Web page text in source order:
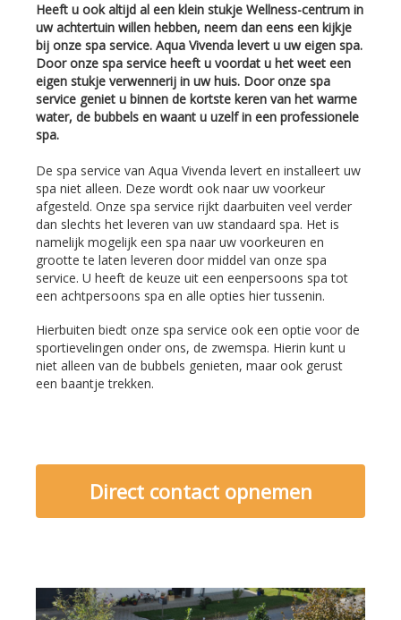
Heeft u ook altijd al een klein stukje Wellness-centrum in
uw achtertuin willen hebben, neem dan eens een kijkje
bij onze spa service. Aqua Vivenda levert u uw eigen spa.
Door onze spa service heeft u voordat u het weet een
eigen stukje verwennerij in uw huis. Door onze spa
service geniet u binnen de kortste keren van het warme
water, de bubbels en waant u uzelf in een professionele
spa.
De spa service van Aqua Vivenda levert en installeert uw
spa niet alleen. Deze wordt ook naar uw voorkeur
afgesteld. Onze spa service rijkt daarbuiten veel verder
dan slechts het leveren van uw standaard spa. Het is
namelijk mogelijk een spa naar uw voorkeuren en
grootte te laten leveren door middel van onze spa
service. U heeft de keuze uit een eenpersoons spa tot
een achtpersoons spa en alle opties hier tussenin.
Hierbuiten biedt onze spa service ook een optie voor de
sportievelingen onder ons, de zwemspa. Hierin kunt u
niet alleen van de bubbels genieten, maar ook gerust
een baantje trekken.
Direct contact opnemen